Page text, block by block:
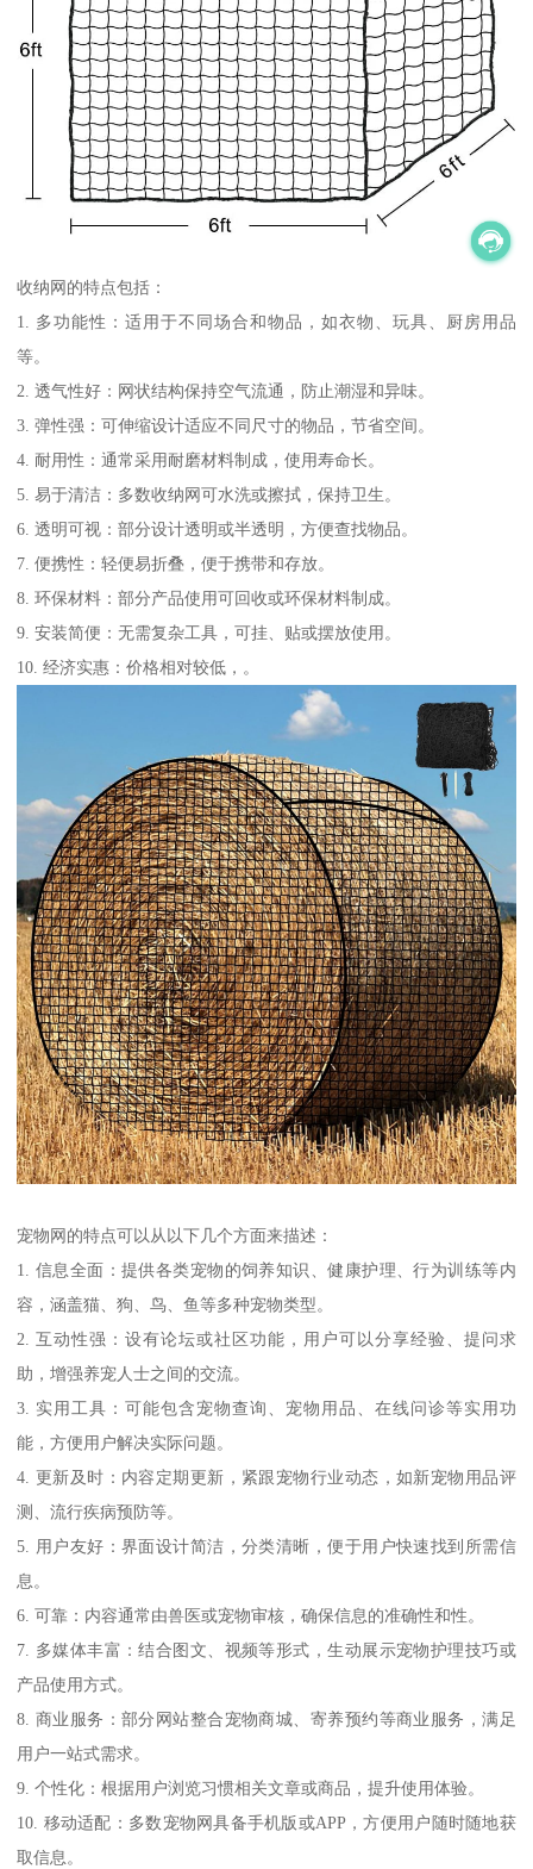
收纳网的特点包括：
1. 多功能性：适用于不同场合和物品，如衣物、玩具、厨房用品
等。
2. 透气性好：网状结构保持空气流通，防止潮湿和异味。
3. 弹性强：可伸缩设计适应不同尺寸的物品，节省空间。
4. 耐用性：通常采用耐磨材料制成，使用寿命长。
5. 易于清洁：多数收纳网可水洗或擦拭，保持卫生。
6. 透明可视：部分设计透明或半透明，方便查找物品。
7. 便携性：轻便易折叠，便于携带和存放。
8. 环保材料：部分产品使用可回收或环保材料制成。
9. 安装简便：无需复杂工具，可挂、贴或摆放使用。
10. 经济实惠：价格相对较低，。
宠物网的特点可以从以下几个方面来描述：
1. 信息全面：提供各类宠物的饲养知识、健康护理、行为训练等内
容，涵盖猫、狗、鸟、鱼等多种宠物类型。
2. 互动性强：设有论坛或社区功能，用户可以分享经验、提问求
助，增强养宠人士之间的交流。
3. 实用工具：可能包含宠物查询、宠物用品、在线问诊等实用功
能，方便用户解决实际问题。
4. 更新及时：内容定期更新，紧跟宠物行业动态，如新宠物用品评
测、流行疾病预防等。
5. 用户友好：界面设计简洁，分类清晰，便于用户快速找到所需信
息。
6. 可靠：内容通常由兽医或宠物审核，确保信息的准确性和性。
7. 多媒体丰富：结合图文、视频等形式，生动展示宠物护理技巧或
产品使用方式。
8. 商业服务：部分网站整合宠物商城、寄养预约等商业服务，满足
用户一站式需求。
9. 个性化：根据用户浏览习惯相关文章或商品，提升使用体验。
10. 移动适配：多数宠物网具备手机版或APP，方便用户随时随地获
取信息。